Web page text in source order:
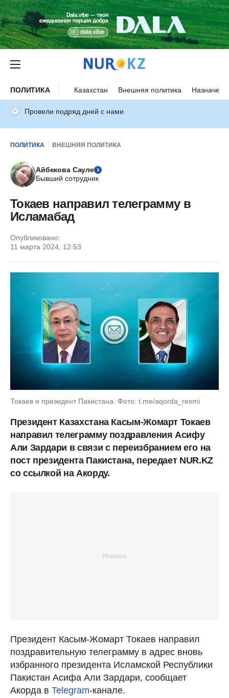
ПОЛИТИКА Казахстан Внешняя политика
Провели подряд дней с нами
ПОЛИТИКА ВНЕШНЯЯ ПОЛИТИКА
Айбекова Сауле
Бывший сотрудник
Токаев направил телеграмму в
Исламабад
Опубликовано:
11 марта 2024, 12:53
Токаев и президент Пакистана. Фото: t.me/aqorda_resmi
Президент Казахстана Касым-Жомарт Токаев
направил телеграмму поздравления Асифу
Али Зардари в связи с переизбранием его на
пост президента Пакистана, передает NUR.KZ
со ссылкой на Акорду.
Президент Касым-Жомарт Токаев направил
поздравительную телеграмму в адрес вновь
избранного президента Исламской Республики
Пакистан Асифа Али Зардари, сообщает
Акорда в Telegram-канале.